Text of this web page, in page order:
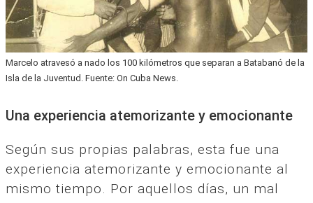
Marcelo atravesó a nado los 100 kilómetros que separan a Batabanó de la
Isla de la Juventud. Fuente: On Cuba News.
Una experiencia atemorizante y emocionante
Según sus propias palabras, esta fue una
experiencia atemorizante y emocionante al
mismo tiempo. Por aquellos días, un mal